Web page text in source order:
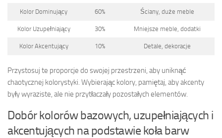
Kolor Dominujący 60% Ściany, duże meble
Kolor Uzupełniający 30% Mniejsze meble, dodatki
Kolor Akcentujący 10% Detale, dekoracje
Przystosuj te proporcje do swojej przestrzeni, aby uniknąć
chaotycznej kolorystyki. Wybierając kolory, pamiętaj, aby akcenty
były wyraziste, ale nie przytłaczały pozostałych elementów.
Dobór kolorów bazowych, uzupełniających i
akcentujących na podstawie koła barw